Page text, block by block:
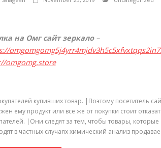
на Омг сайт зеркало–
omgomg.store
купивших товар. |Поэтому посетитель
ему продукт или все же от покупки стоит
|Они следят за тем, чтобы товары,
в частных случаях химический анализ